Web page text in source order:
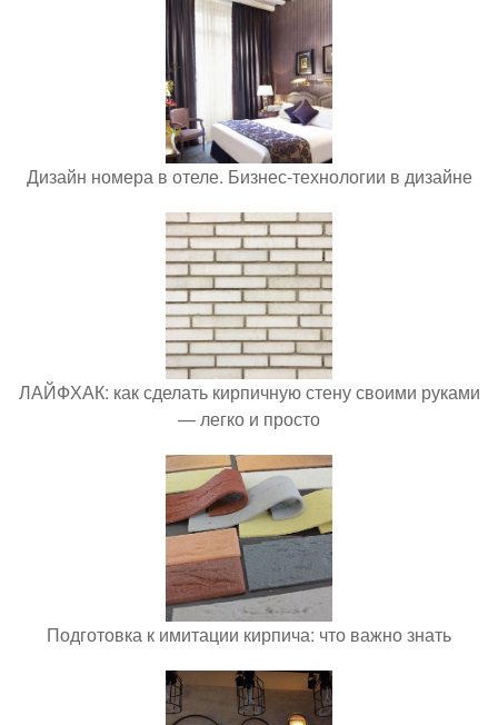
Дизайн номера в отеле. Бизнес-технологии в дизайне
ЛАЙФХАК: как сделать кирпичную стену своими руками
— легко и просто
Подготовка к имитации кирпича: что важно знать